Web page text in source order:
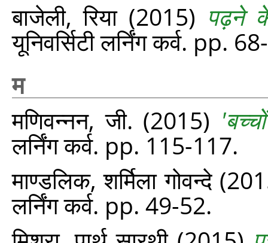
बाजेली, रिया(2015) पढ़ने
यूनिवर्सिटी लर्निंग कर्व. pp.
म
मणिवन्नन, जी. (2015)
लर्निंग कर्व. pp. 115-117.
माण्डलिक, शर्मिला गोवन्दे
लर्निंग कर्व. pp. 49-52.